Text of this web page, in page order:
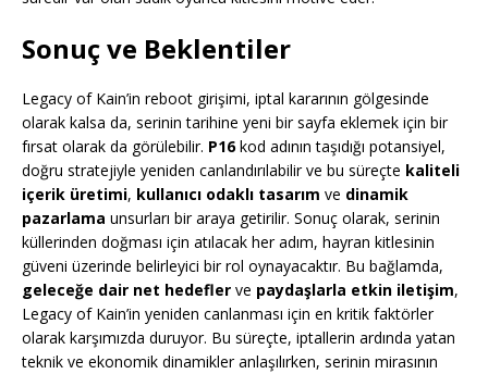
Sonuç ve Beklentiler
Legacy of Kain’in reboot girişimi, iptal kararının gölgesinde
olarak kalsa da, serinin tarihine yeni bir sayfa eklemek için bir
fırsat olarak da görülebilir. P16kod adının taşıdığı potansiyel,
doğru stratejiyle yeniden canlandırılabilir ve bu süreçte kaliteli
içerik üretimi, kullanıcı odaklı tasarım ve dinamik
pazarlama unsurları bir araya getirilir. Sonuç olarak, serinin
küllerinden doğması için atılacak her adım, hayran kitlesinin
güveni üzerinde belirleyici bir rol oynayacaktır. Bu bağlamda,
geleceğe dair net hedefler ve paydaşlarla etkin iletişim,
Legacy of Kain’in yeniden canlanması için en kritik faktörler
olarak karşımızda duruyor. Bu süreçte, iptallerin ardında yatan
teknik ve ekonomik dinamikler anlaşılırken, serinin mirasının